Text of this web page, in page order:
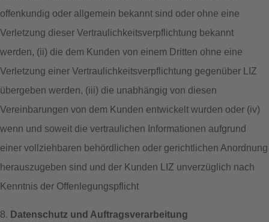
offenkundig oder allgemein bekannt sind oder ohne eine
Verletzung dieser Vertraulichkeitsverpflichtung bekannt
werden, (ii) die dem Kunden von einem Dritten ohne eine
Verletzung einer Vertraulichkeitsverpflichtung gegenüber LIZ
übergeben werden, (iii) die unabhängig von diesen
Vereinbarungen von dem Kunden entwickelt wurden oder (iv)
wenn und soweit die vertraulichen Informationen aufgrund
einer vollziehbaren behördlichen oder gerichtlichen Anordnung
herauszugeben sind und der Kunden LIZ unverzüglich nach
Kenntnis der Offenlegungspflicht
8. Datenschutz und Auftragsverarbeitung